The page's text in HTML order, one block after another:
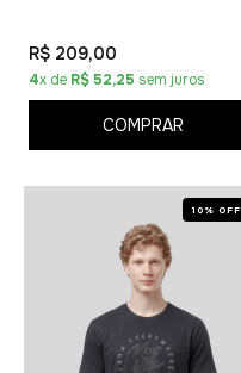
R$ 209,00
4x de R$ 52,25 sem juros
COMPRAR
10% OFF